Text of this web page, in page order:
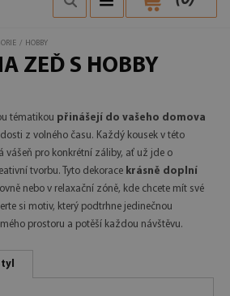
/ HOBBY
ZEĎ S HOBBY
tématikou přinášejí do vašeho domova
z volného času. Každý kousek v této
vášeň pro konkrétní záliby, ať už jde o
tvorbu. Tyto dekorace krásně doplní
nebo v relaxační zóně, kde chcete mít své
si motiv, který podtrhne jedinečnou
prostoru a potěší každou návštěvu.